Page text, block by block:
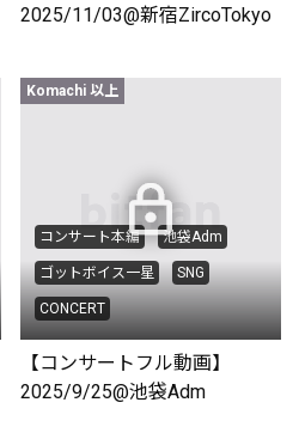
2025/11/03@新宿ZircoTokyo
Komachi 以上
コンサート本編 池袋Adm
ゴットボイス一星 SNG
CONCERT
【コンサートフル動画】
2025/9/25@池袋Adm